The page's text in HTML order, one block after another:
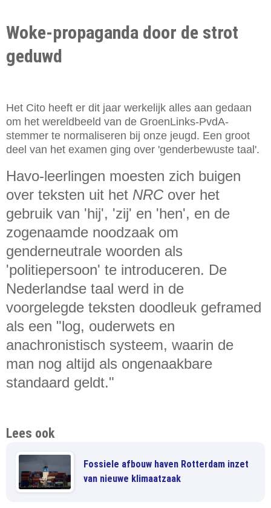
Woke-propaganda door de strot
geduwd
Het Cito heeft er dit jaar werkelijk alles aan gedaan
om het wereldbeeld van de GroenLinks-PvdA-
stemmer te normaliseren bij onze jeugd. Een groot
deel van het examen ging over 'genderbewuste taal'.
Havo-leerlingen moesten zich buigen
over teksten uit het NRC over het
gebruik van 'hij', 'zij' en 'hen', en de
zogenaamde noodzaak om
genderneutrale woorden als
'politiepersoon' te introduceren. De
Nederlandse taal werd in de
voorgelegde teksten doodleuk geframed
als een "log, ouderwets en
anachronistisch systeem, waarin de
man nog altijd als ongenaakbare
standaard geldt."
Lees ook
Fossiele afbouw haven Rotterdam inzet
van nieuwe klimaatzaak